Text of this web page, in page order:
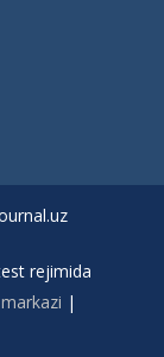
rejimida
|